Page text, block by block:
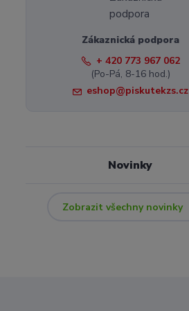
Zákaznická podpora
+ 420 773 967 062
(Po-Pá, 8-16 hod.)
eshop@piskutekzs.cz
Novinky
Zobrazit všechny novinky